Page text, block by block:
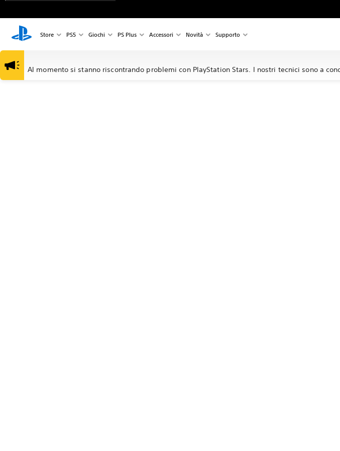
Store PS5 Giochi PS Plus Accessori Novità Supporto
Al momento si stanno riscontrando problemi con PlayStation Stars. I nostri tecnici sono a